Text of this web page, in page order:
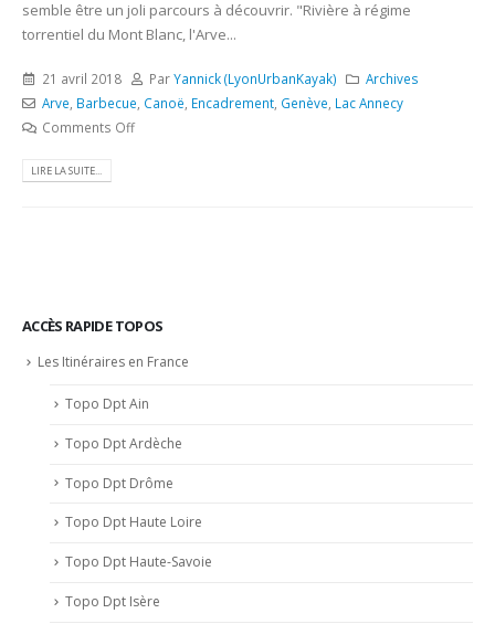
semble être un joli parcours à découvrir. "Rivière à régime
torrentiel du Mont Blanc, l'Arve...
21 avril 2018 ParYannick (LyonUrbanKayak)
Archives
Arve, Barbecue, Canoë, Encadrement, Genève, Lac Annecy
Comments Off
LIRE LA SUITE...
ACCÈS RAPIDE TOPOS
Les Itinéraires en France
Topo Dpt Ain
Topo Dpt Ardèche
Topo Dpt Drôme
Topo Dpt Haute Loire
Topo Dpt Haute-Savoie
Topo Dpt Isère